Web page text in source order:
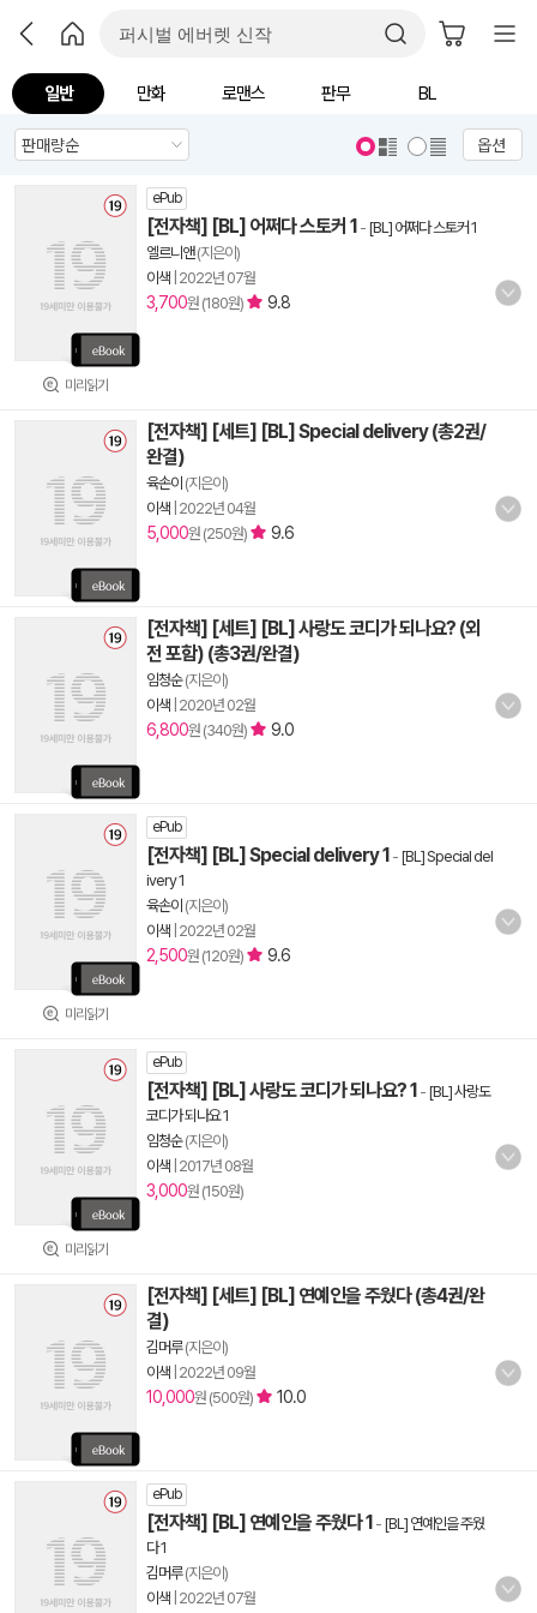
일반 만화 로맨스 판무 BL
옵션
미리읽기
ePub
[전자책] [BL] 어쩌다 스토커 1 - [BL] 어쩌다 스토커 1
엘르니앤(지은이)
이색 2022년 07월
3,700원 (180원) 9.8
[전자책] [세트] [BL] Special delivery (총2권/
완결)
육손이 (지은이)
이색 2022년 04월
5,000원 (250원) 9.6
[전자책] [세트] [BL] 사랑도 코디가 되나요? (외
전 포함) (총3권/완결)
임청순(지은이)
이색 2020년 02월
6,800원 (340원) 9.0
미리읽기
ePub
[전자책] [BL] Special delivery 1 - [BL] Special del
ivery 1
육손이 (지은이)
이색 2022년 02월
2,500원 (120원) 9.6
미리읽기
ePub
[전자책] [BL] 사랑도 코디가 되나요? 1 - [BL] 사랑도
코디가 되나요 1
임청순(지은이)
이색 2017년 08월
3,000원 (150원)
[전자책] [세트] [BL] 연예인을 주웠다 (총4권/완
결)
김머루(지은이)
이색 2022년 09월
10,000원 (500원) 10.0
ePub
[전자책] [BL] 연예인을 주웠다 1 - [BL] 연예인을 주웠
다 1
김머루(지은이)
이색 2022년 07월